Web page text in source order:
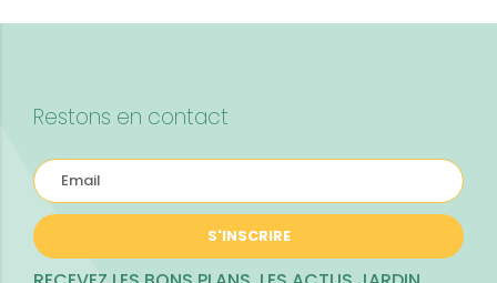
Restons en contact
S'INSCRIRE